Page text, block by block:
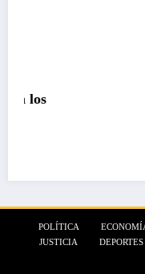
Bancamía
neutralidad,
POLÍTICA
JUSTICIA
DEPORTES